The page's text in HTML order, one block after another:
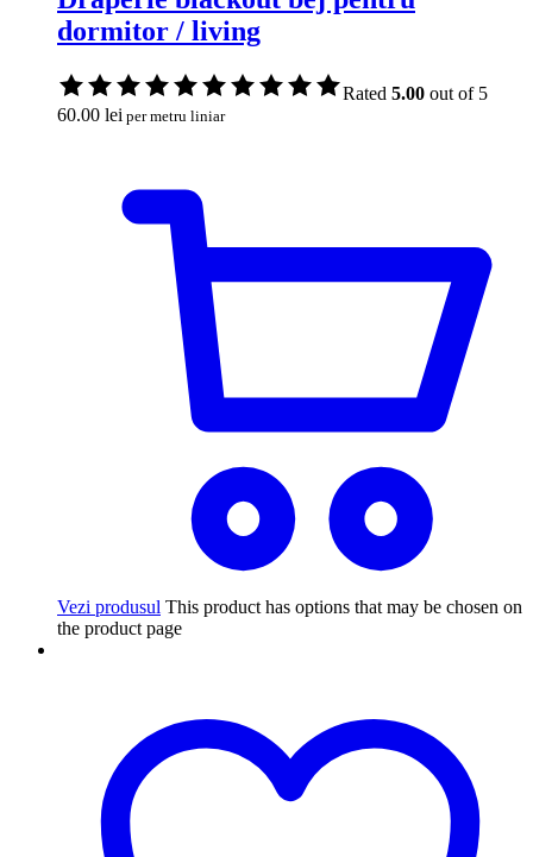
dormitor / living
Rated 5.00 out of 5
60.00 lei per metru liniar
Vezi produsul This product has options that may be chosen on
the product page